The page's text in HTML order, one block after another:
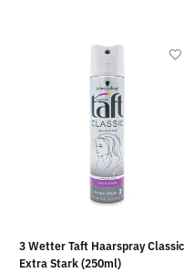
3 Wetter Taft Haarspray Classic
Extra Stark (250ml)